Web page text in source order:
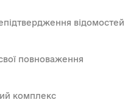
відомостей
повноваження
комплекс